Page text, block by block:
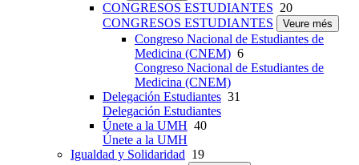
CONGRESOS ESTUDIANTES 20
CONGRESOS ESTUDIANTES
Veure més
Congreso Nacional de Estudiantes de
Medicina (CNEM) 6
Congreso Nacional de Estudiantes de
Medicina (CNEM)
Delegación Estudiantes 31
Delegación Estudiantes
Únete a la UMH 40
Únete a la UMH
Igualdad y Solidaridad 19